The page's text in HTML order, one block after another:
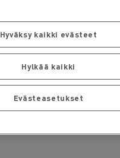
Hyväksy kaikki evästeet
Hylkää kaikki
Evästeasetukset